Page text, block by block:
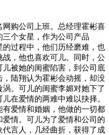
购公司上班。总经理霍彬喜
个女星，作为公司产品
过程中，他们历经磨难，也
，他也喜欢可儿。同时，公
被她的闺蜜陷害，到公司底
陆翔认为霍彬会动摇，却没
。可儿的闺蜜李媚对她下了
在爱情的两难中难以抉择。
爱情和婚姻，他做的一切都
情。可儿为了爱情和公司的
言人，几经曲折，获得了成